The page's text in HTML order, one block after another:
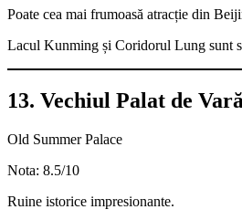
Poate cea mai frumoasă atracție din
Lacul Kunming și Coridorul Lung sunt
13. Vechiul Palat de Vară
Old Summer Palace
Nota: 8.5/10
Ruine istorice impresionante.